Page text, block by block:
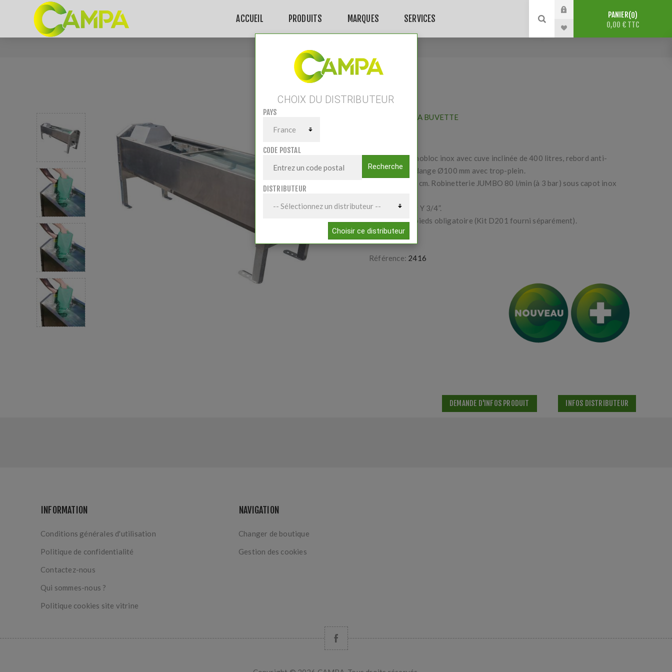
ACCUEIL PRODUITS MARQUES SERVICES PANIER 0
0,00 € TTC
GV230 XL
LA BUVETTE
Abreuvoir monobloc inox avec cuve inclinée de 400 litres, rebord anti-
gaspillage. Vidange Ø100 mm avec trop-plein.
Longueur 230 cm. Robinetterie JUMBO 80 l/min (à 3 bar) sous capot inox
Raccordement Y 3/4”.
Montage sur pieds obligatoire (Kit D201 fourni séparément).
Référence: 2416
DEMANDE D'INFOS PRODUIT INFOS DISTRIBUTEUR
INFORMATION
Conditions générales d'utilisation
Politique de confidentialité
Contactez-nous
Qui sommes-nous ?
Politique cookies site vitrine
NAVIGATION
Changer de boutique
Gestion des cookies
CHOIX DU DISTRIBUTEUR
PAYS
CODE POSTAL
Recherche
DISTRIBUTEUR
Choisir ce distributeur